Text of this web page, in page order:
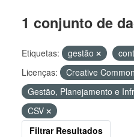
1 conjunto de
Etiquetas: gestão
Licenças:
Creative
Gestão, Planejamento e
CSV
Filtrar Resultados